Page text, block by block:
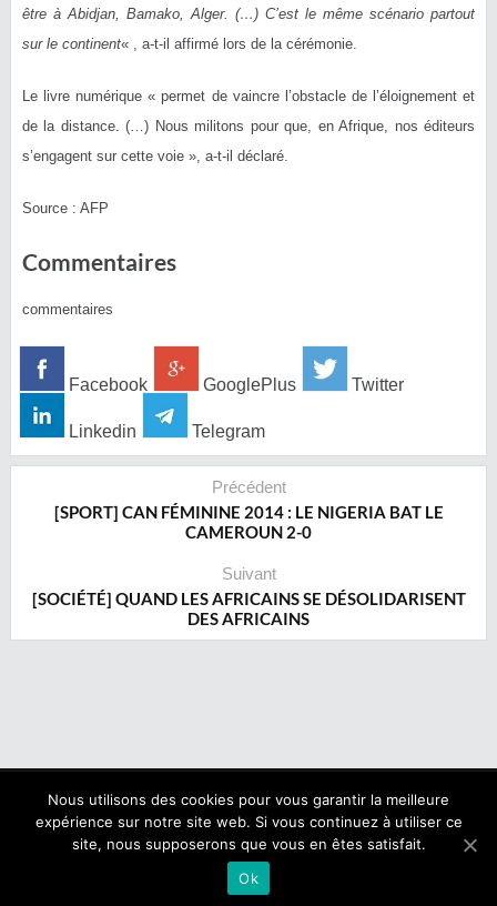
être à Abidjan, Bamako, Alger. (…) C’est le même scénario partout
sur le continent« , a-t-il affirmé lors de la cérémonie.
Le livre numérique « permet de vaincre l’obstacle de l’éloignement et
de la distance. (…) Nous militons pour que, en Afrique, nos éditeurs
s’engagent sur cette voie », a-t-il déclaré.
Source : AFP
Commentaires
commentaires
Facebook GooglePlus Twitter
Linkedin Telegram
Précédent
[SPORT] CAN FÉMININE 2014 : LE NIGERIA BAT LE
CAMEROUN 2-0
Suivant
[SOCIÉTÉ] QUAND LES AFRICAINS SE DÉSOLIDARISENT
DES AFRICAINS
Copyright © 2017 NegroNews. Tous droits réservés.
Qui sommes nous ?
Mentions légales
Nous utilisons des cookies pour vous garantir la meilleure
expérience sur notre site web. Si vous continuez à utiliser ce
site, nous supposerons que vous en êtes satisfait.
Ok